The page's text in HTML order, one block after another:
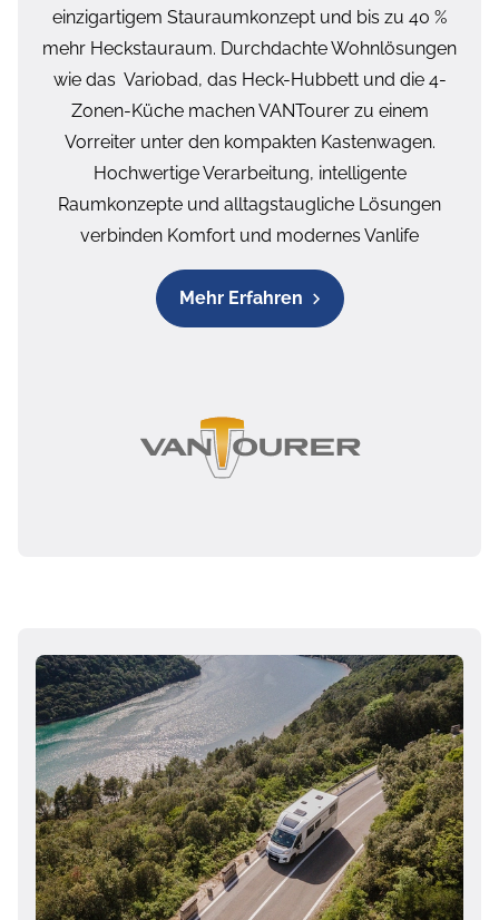
einzigartigem Stauraumkonzept und bis zu 40 %
mehr Heckstauraum. Durchdachte Wohnlösungen
wie das Variobad, das Heck-Hubbett und die 4-
Zonen-Küche machen VANTourer zu einem
Vorreiter unter den kompakten Kastenwagen.
Hochwertige Verarbeitung, intelligente
Raumkonzepte und alltagstaugliche Lösungen
verbinden Komfort und modernes Vanlife
Mehr Erfahren